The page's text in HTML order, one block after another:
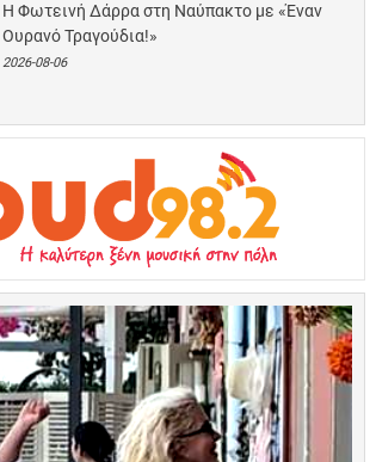
Η Φωτεινή Δάρρα στη Ναύπακτο με «Έναν
Ουρανό Τραγούδια!»
2026-08-06